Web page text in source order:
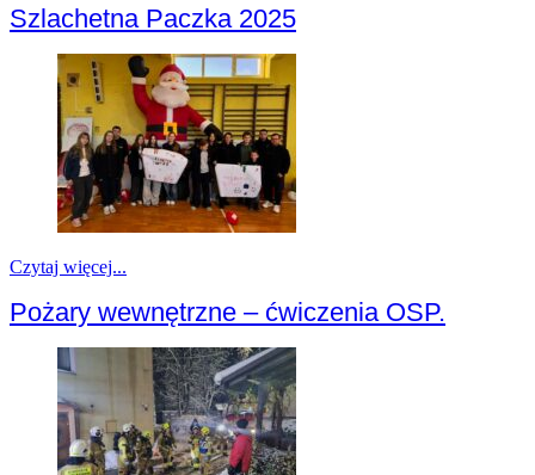
Szlachetna Paczka 2025
Czytaj więcej...
Pożary wewnętrzne – ćwiczenia OSP.